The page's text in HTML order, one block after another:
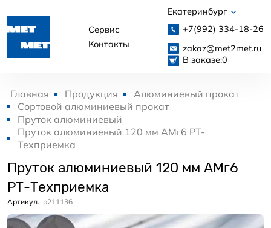
Сервис
Контакты
Екатеринбург
+7(992) 334-18-26
zakaz@met2met.ru
В заказе:0
Главная Продукция
Алюминиевый прокат
Сортовой алюминиевый прокат
Пруток алюминиевый
Пруток алюминиевый 120 мм АМг6 РТ-
Техприемка
Пруток алюминиевый 120 мм АМг6
РТ-Техприемка
Артикул. p211136